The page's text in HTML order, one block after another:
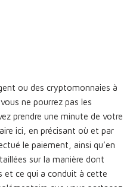
ou des cryptomonnaies à
ne pourrez pas les
prendre une minute de votre
ici, en précisant où et par
le paiement, ainsi qu’en
sur la manière dont
et ce qui a conduit à cette